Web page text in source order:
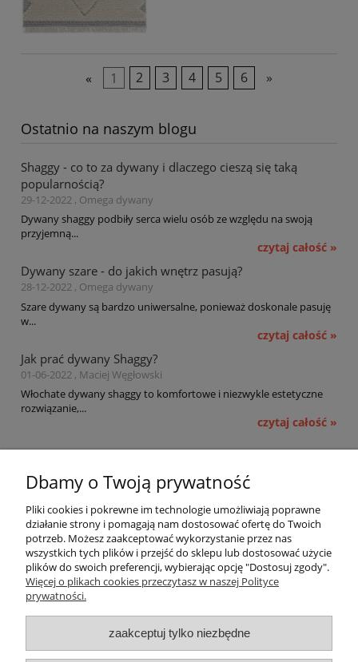
« 1 2 3 4 5 6 »
Ostatnio na naszym blogu
Shaggy - co to za dywany i dlaczego cieszą się taką
popularnością?
29-12-2022 , Omega dywany
Dywany shaggy podbiły serca wielu osób ze względu na swoją
przyjemną...
czytaj całość »
Dywany szare - do jakich wnętrz pasują?
28-12-2022 , Omega dywany
Szare dywany są bardzo uniwersalne, ponieważ doskonale pasuję
w...
czytaj całość »
Jak prać dywany Shaggy?
01-06-2022 , Maciej Węgłowski
Włochate dywany shaggy to komfortowe i niezwykle estetyczne
rozwiązanie,...
czytaj całość »
Płatności i dostawa
Informacje
O nas
Dbamy o Twoją prywatność
Pliki cookies i pokrewne im technologie umożliwiają poprawne
działanie strony i pomagają nam dostosować ofertę do Twoich
potrzeb. Możesz zaakceptować wykorzystanie przez nas
wszystkich tych plików i przejść do sklepu lub dostosować użycie
plików do swoich preferencji, wybierając opcję "Dostosuj zgody".
Więcej o plikach cookies przeczytasz w naszej Polityce
prywatności.
zaakceptuj tylko niezbędne